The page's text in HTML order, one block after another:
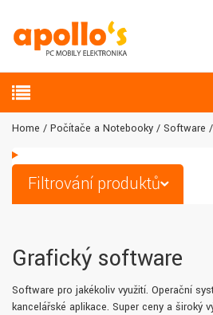
Home Počítače a Notebooky Software
Filtrování produktů
Grafický software
Software pro jakékoliv využití. Operační
kancelářské aplikace. Super ceny a široký